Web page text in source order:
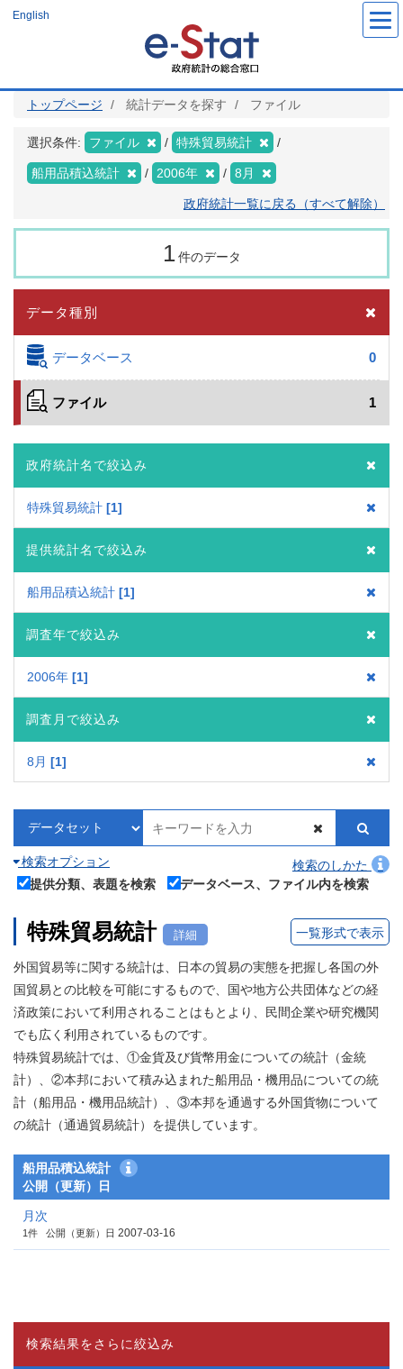
ツ
English
トップページ 統計データを探す ファイル
選択条件: ファイル 特殊貿易統計
船用品積込統計 2006年 8月
政府統計一覧に戻る（すべて解除）
1 件のデータ
データ種別
データベース 0
ファイル 1
政府統計名で絞込み
特殊貿易統計 1
提供統計名で絞込み
船用品積込統計 1
調査年で絞込み
2006年 1
調査月で絞込み
8月 1
検索オプション
検索のしかた
提供分類、表題を検索
データベース、ファイル内を検索
特殊貿易統計 詳細 一覧形式で表示
外国貿易等に関する統計は、日本の貿易の実態を把握し各国の外
国貿易との比較を可能にするもので、国や地方公共団体などの経
済政策において利用されることはもとより、民間企業や研究機関
でも広く利用されているものです。
特殊貿易統計では、①金貨及び貨幣用金についての統計（金統
計）、②本邦において積み込まれた船用品・機用品についての統
計（船用品・機用品統計）、③本邦を通過する外国貨物について
の統計（通過貿易統計）を提供しています。
船用品積込統計
公開（更新）日
月次
1件 公開（更新）日 2007-03-16
検索結果をさらに絞込み